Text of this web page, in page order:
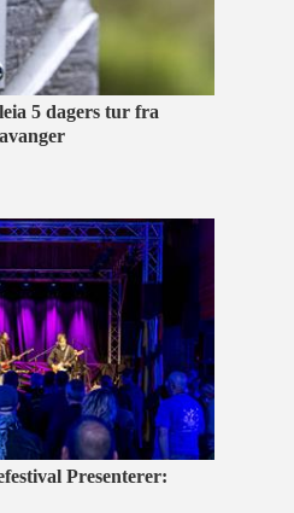
5 dagers tur fra
Presenterer: